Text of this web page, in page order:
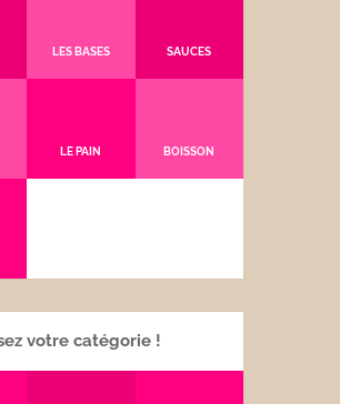
LES BASES SAUCES
LE PAIN BOISSON
votre catégorie !